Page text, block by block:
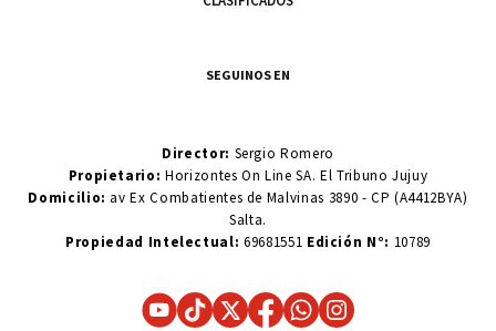
SEGUINOS EN
Director: Sergio Romero
Propietario:Horizontes On Line SA. El Tribuno Jujuy
Domicilio: av Ex Combatientes de Malvinas 3890 - CP (A4412BYA)
Salta.
Propiedad Intelectual: 69681551 Edición N°: 10789